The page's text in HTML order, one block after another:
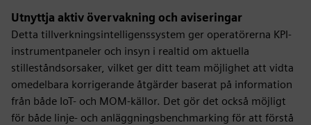
Utnyttja aktiv övervakning och aviseringar
Detta tillverkningsintelligenssystem ger operatörerna KPI-
instrumentpaneler och insyn i realtid om aktuella
stilleståndsorsaker, vilket ger ditt team möjlighet att vidta
omedelbara korrigerande åtgärder baserat på information
från både IoT- och MOM-källor. Det gör det också möjligt
för både linje- och anläggningsbenchmarking för att förstå